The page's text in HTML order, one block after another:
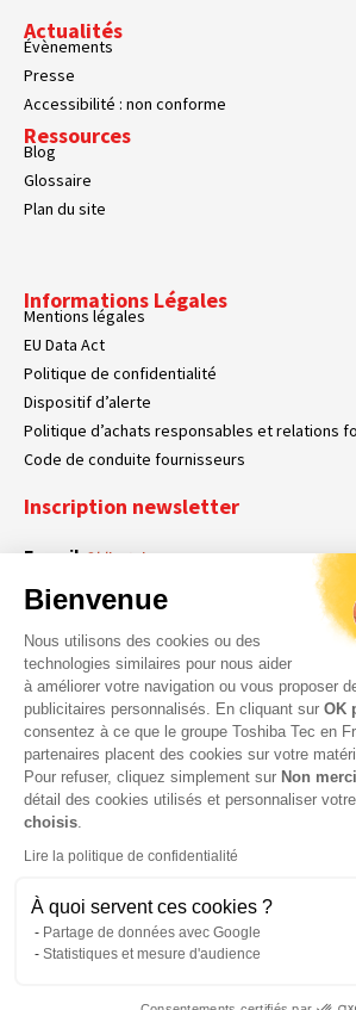
Actualités
Évènements
Presse
Accessibilité : non conforme
Ressources
Blog
Glossaire
Plan du site
Informations Légales
Mentions légales
EU Data Act
Politique de confidentialité
Dispositif d’alerte
Politique d’achats responsables et relations
Code de conduite fournisseurs
Inscription newsletter
E-mailObligatoire
RGPD
Obligatoire
En cochant cette case, vous acceptez que Toshiba
données personnelles. Pour plus d’informations sur
de données personnelles,cliquez ici.Obligatoire
© 2026 Toshiba Tec France Imaging
Bienvenue
Nous utilisons des cookies ou des
technologies similaires pour nous aider
à améliorer votre navigation ou vous proposer
publicitaires personnalisés. En cliquant sur OK
consentez à ce que le groupe Toshiba Tec en
partenaires placent des cookies sur votre
Pour refuser, cliquez simplement sur Non
détail des cookies utilisés et personnaliser
choisis
Lire la politique de confidentialité
À quoi servent ces cookies ?
Partage de données avec Google
Statistiques et mesure d'audience